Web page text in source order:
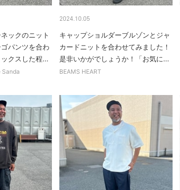
ックのニット
パンツを合わ
クスした程...
Sanda
2024.10.05
キャップショルダーブルゾンとジャ
カードニットを合わせてみました！
是非いかがでしょうか！「お気に...
BEAMS HEART